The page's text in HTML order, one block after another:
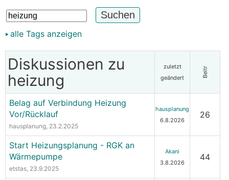
alle Tags anzeigen
Diskussionen zu
heizung
zuletzt
geändert
Beitr
Belag auf Verbindung Heizung
Vor/Rücklauf
hausplanung, 23.2.2025
hausplanung
6.8.2026
26
Start Heizungsplanung - RGK an
Wärmepumpe
etstas, 23.9.2025
Akani
3.8.2026
44